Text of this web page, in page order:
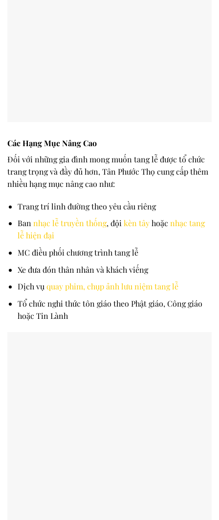
Các Hạng Mục Nâng Cao
Đối với những gia đình mong muốn tang lễ được tổ chức
trang trọng và đầy đủ hơn, Tân Phước Thọ cung cấp thêm
nhiều hạng mục nâng cao như:
Trang trí linh đường theo yêu cầu riêng
Bannhạc lễ truyền thống, độikèn tâyhoặc nhạc tang
lễ hiện đại
MC điều phối chương trình tang lễ
Xe đưa đón thân nhân và khách viếng
Dịch vụ quay phim, chụp ảnh lưu niệm tang lễ
Tổ chức nghi thức tôn giáo theo Phật giáo, Công giáo
hoặc Tin Lành